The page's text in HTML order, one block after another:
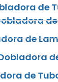
de
de
de